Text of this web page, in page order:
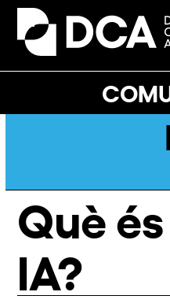
Skip
content
Open
mobile
Close
mobile
Què
IA?